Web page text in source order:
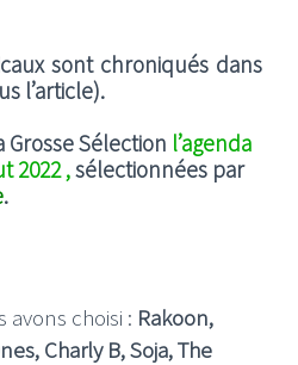
sont chroniqués dans
l’article).
Grosse Sélection l’agenda
2022 ,sélectionnées par
.
choisi : Rakoon,
Charly B, Soja, The